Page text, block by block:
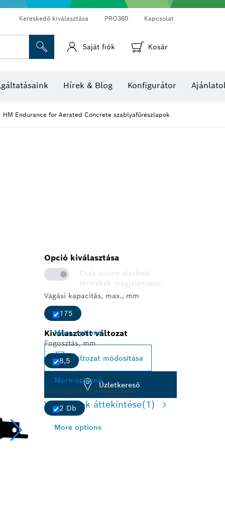
Kereskedő kiválasztása PRO360 Kapcsolat
Saját fiók Kosár
Hírek & Blog Konfigurátor
HM Endurance for Aerated Concrete szablyafűrészlapok
Opció kiválasztása
Csak online elérhető
termékek megjelenítése
Vágási kapacitás, max., mm
175
More options
Fogosztás, mm
8,5
More options
Csomagméret kiválasztása
2 Db
More options
Kiválasztott változat
Változat módosítása
Üzletkereső
Változatok áttekintése(1)